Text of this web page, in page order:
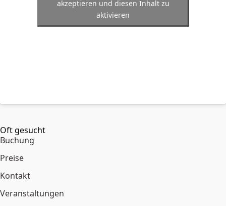
akzeptieren und diesen Inhalt zu
aktivieren
Oft gesucht
Buchung
Preise
Kontakt
Veranstaltungen